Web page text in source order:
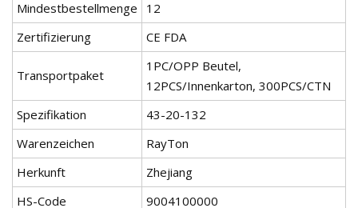
Mindestbestellmenge
12
Zertifizierung
CE FDA
Transportpaket
1PC/OPP Beutel,
12PCS/Innenkarton, 300PCS/CTN
Spezifikation
43-20-132
Warenzeichen
RayTon
Herkunft
Zhejiang
HS-Code
9004100000